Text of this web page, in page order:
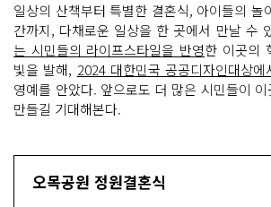
일상의 산책부터 특별한 결혼식, 아이들의 놀
간까지, 다채로운 일상을 한 곳에서 만날 수
는 시민들의 라이프스타일을 반영한 이곳의
빛을 발해, 2024 대한민국 공공디자인대상
영예를 안았다. 앞으로도 더 많은 시민들이
만들길 기대해본다.
오목공원 정원결혼식